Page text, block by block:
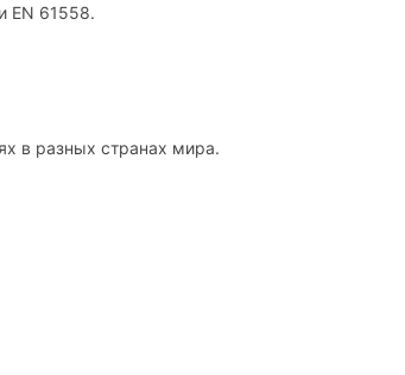
EN 61558.
в разных странах мира.